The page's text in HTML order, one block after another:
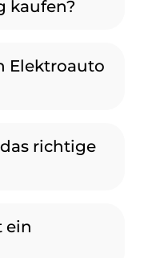
kaufen?
Elektroauto
richtige
ein